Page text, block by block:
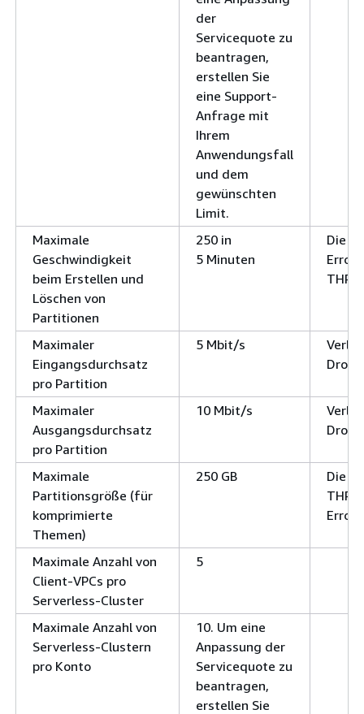
der
Servicequote zu
beantragen,
erstellen Sie
eine Support-
Anfrage mit
Ihrem
Anwendungsfall
und dem
gewünschten
Limit.
Maximale
Geschwindigkeit
beim Erstellen und
Löschen von
Partitionen
250 in
5 Minuten
Die
Maximaler
Eingangsdurchsatz
pro Partition
5 Mbit/s
Maximaler
Ausgangsdurchsatz
pro Partition
10 Mbit/s
Maximale
Partitionsgröße (für
komprimierte
Themen)
250 GB
Die
Maximale Anzahl von
Client-VPCs pro
Serverless-Cluster
5
Maximale Anzahl von
Serverless-Clustern
pro Konto
10. Um eine
Anpassung der
Servicequote zu
beantragen,
erstellen Sie